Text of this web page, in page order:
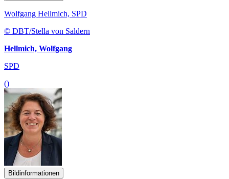
Wolfgang Hellmich, SPD
© DBT/Stella von Saldern
Hellmich, Wolfgang
SPD
()
Bildinformationen